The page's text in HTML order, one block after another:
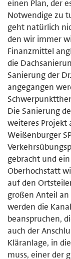
einen Plan, der
Notwendige zu
geht natürlich
den wir immer
Finanzmittel
die
Sanierung der
angegangen
Die Sanierung
weiteres Projekt
Weißenburger
gebracht und
Oberhochstatt
auf den
großen Anteil
werden die
beanspruchen,
auch der
Kläranlage, in
muss, einer der